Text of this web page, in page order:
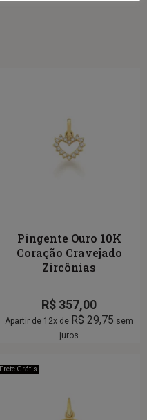
Pingente Ouro 10K
Coração Cravejado
Zircônias
R$ 357,00
Apartir de 12x de R$ 29,75 sem
juros
Frete Grátis